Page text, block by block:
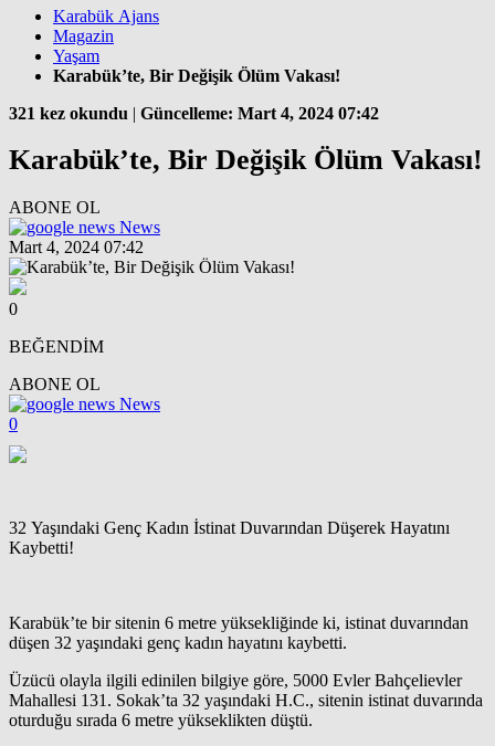
Karabük Ajans
Magazin
Yaşam
Karabük’te, Bir Değişik Ölüm Vakası!
321 kez okundu | Güncelleme: Mart 4, 2024 07:42
Karabük’te, Bir Değişik Ölüm Vakası!
ABONE OL
News
Mart 4, 2024 07:42
0
BEĞENDİM
ABONE OL
News
0
32 Yaşındaki Genç Kadın İstinat Duvarından Düşerek Hayatını
Kaybetti!
Karabük’te bir sitenin 6 metre yüksekliğinde ki, istinat duvarından
düşen 32 yaşındaki genç kadın hayatını kaybetti.
Üzücü olayla ilgili edinilen bilgiye göre, 5000 Evler Bahçelievler
Mahallesi 131. Sokak’ta 32 yaşındaki H.C., sitenin istinat duvarında
oturduğu sırada 6 metre yükseklikten düştü.